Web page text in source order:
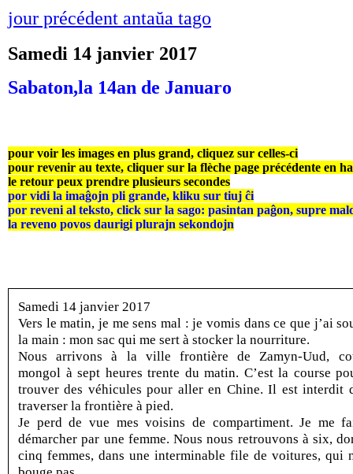
jour précédent antaŭa tago
Samedi 14 janvier 2017
Sabaton,la 14an de Januaro
pour voir les images en plus grand, cliquez sur celles-ci
pour revenir au texte, cliquer sur la flèche page précédente en
le retour peux prendre plusieurs secondes
por vidi la imaĝojn pli grande, kliku sur tiuj ĉi
por reveni al teksto, click sur la sago: pasintan paĝon, supre
la reveno povos daurigi plurajn sekondojn
Samedi 14 janvier 2017
Vers le matin, je me sens mal : je vomis dans ce que j’ai
la main : mon sac qui me sert à stocker la nourriture.
Nous arrivons à la ville frontière de Zamyn-Uud,
mongol à sept heures trente du matin. C’est la course
trouver des véhicules pour aller en Chine. Il est interdit
traverser la frontière à pied.
Je perd de vue mes voisins de compartiment. Je me
démarcher par une femme. Nous nous retrouvons à six,
cinq femmes, dans une interminable file de voitures, qui